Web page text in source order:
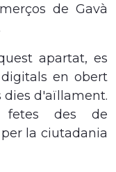
de Gavà
apartat, es
en obert
dies d'aïllament.
fetes des de
la ciutadania